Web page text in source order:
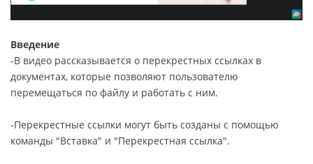
Введение
-В видео рассказывается о перекрестных ссылках в
документах, которые позволяют пользователю
перемещаться по файлу и работать с ним.
-Перекрестные ссылки могут быть созданы с помощью
команды "Вставка" и "Перекрестная ссылка".